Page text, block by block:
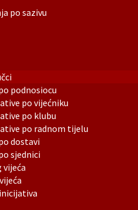
po sazivu
podnosiocu
po vijećniku
po klubu
po radnom tijelu
dostavi
sjednici
vijeća